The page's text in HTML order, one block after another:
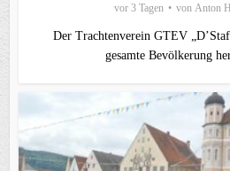
vor 3 Tagen von Anton
Der Trachtenverein GTEV
gesamte Bevölkerung